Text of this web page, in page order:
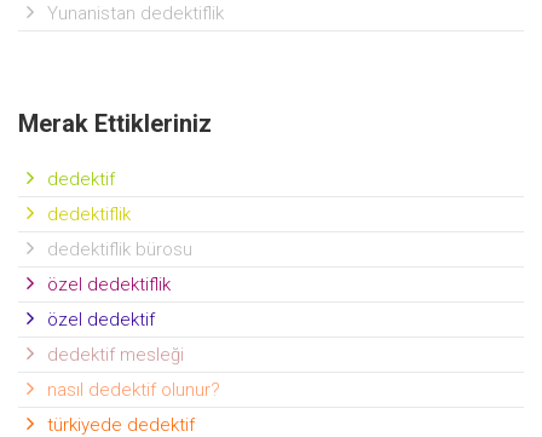
Yunanistan dedektiflik
Merak Ettikleriniz
dedektif
dedektiflik
dedektiflik bürosu
özel dedektiflik
özel dedektif
dedektif mesleği
nasıl dedektif olunur?
türkiyede dedektif